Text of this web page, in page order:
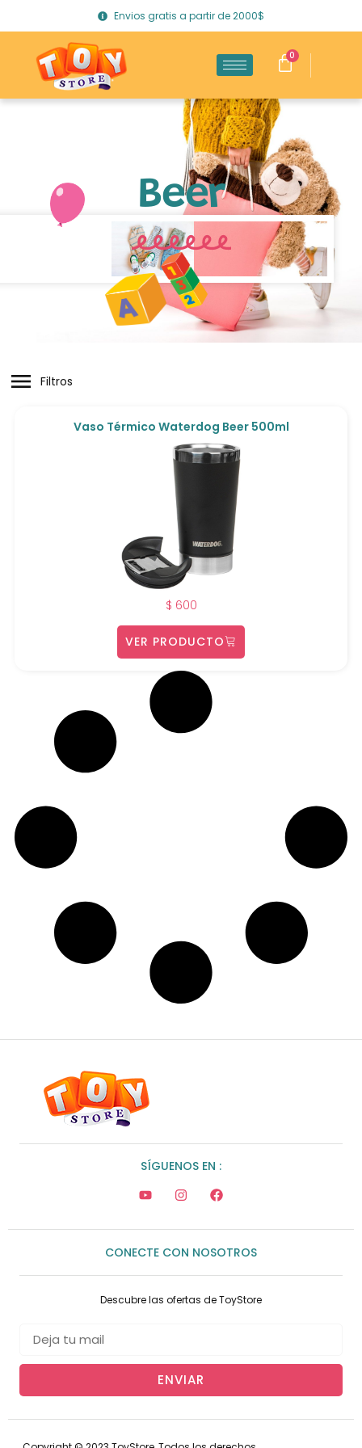
Envios gratis a partir de 2000$
0
Beer
Filtros
Vaso Térmico Waterdog Beer 500ml
$ 600
VER PRODUCTO
SÍGUENOS EN :
CONECTE CON NOSOTROS
Descubre las ofertas de ToyStore
ENVIAR